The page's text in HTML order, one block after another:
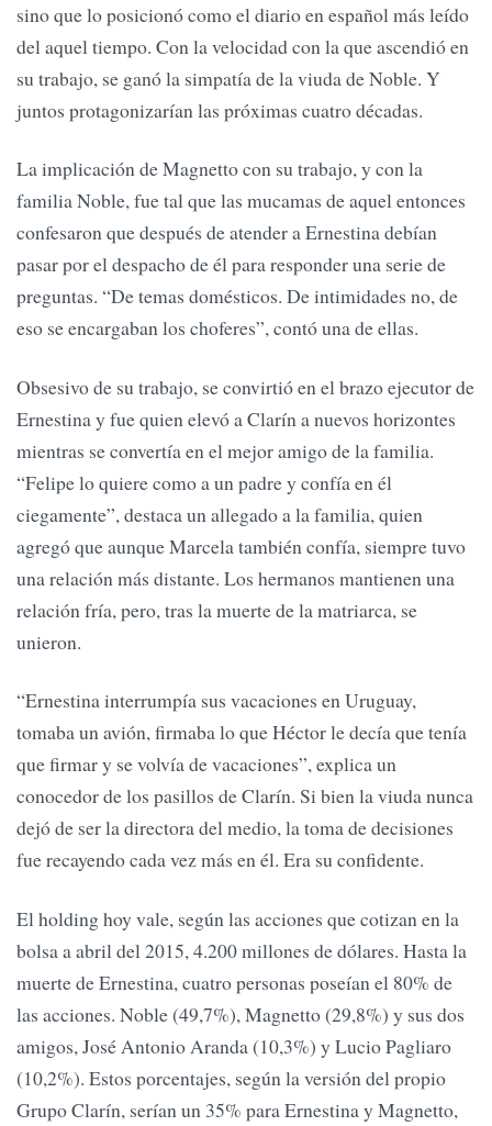
sino que lo posicionó como el diario en español más leído
del aquel tiempo. Con la velocidad con la que ascendió en
su trabajo, se ganó la simpatía de la viuda de Noble. Y
juntos protagonizarían las próximas cuatro décadas.
La implicación de Magnetto con su trabajo, y con la
familia Noble, fue tal que las mucamas de aquel entonces
confesaron que después de atender a Ernestina debían
pasar por el despacho de él para responder una serie de
preguntas. “De temas domésticos. De intimidades no, de
eso se encargaban los choferes”, contó una de ellas.
Obsesivo de su trabajo, se convirtió en el brazo ejecutor de
Ernestina y fue quien elevó a Clarín a nuevos horizontes
mientras se convertía en el mejor amigo de la familia.
“Felipe lo quiere como a un padre y confía en él
ciegamente”, destaca un allegado a la familia, quien
agregó que aunque Marcela también confía, siempre tuvo
una relación más distante. Los hermanos mantienen una
relación fría, pero, tras la muerte de la matriarca, se
unieron.
“Ernestina interrumpía sus vacaciones en Uruguay,
tomaba un avión, firmaba lo que Héctor le decía que tenía
que firmar y se volvía de vacaciones”, explica un
conocedor de los pasillos de Clarín. Si bien la viuda nunca
dejó de ser la directora del medio, la toma de decisiones
fue recayendo cada vez más en él. Era su confidente.
El holding hoy vale, según las acciones que cotizan en la
bolsa a abril del 2015, 4.200 millones de dólares. Hasta la
muerte de Ernestina, cuatro personas poseían el 80% de
las acciones. Noble (49,7%), Magnetto (29,8%) y sus dos
amigos, José Antonio Aranda (10,3%) y Lucio Pagliaro
(10,2%). Estos porcentajes, según la versión del propio
Grupo Clarín, serían un 35% para Ernestina y Magnetto,